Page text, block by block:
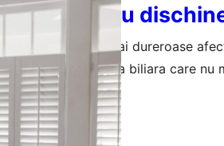
pentru
periculoase si mai dureroase
de rau, vezica biliara care
perfect tabloul clinic al acesti
care te pot ajuta sa treci mai
2023